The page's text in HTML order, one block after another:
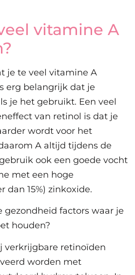
vitamine A
je te veel vitamine A
erg belangrijk dat je
je het gebruikt. Een veel
van retinol is dat je
wordt voor het
A altijd tijdens de
ook een goede vocht
met een hoge
dan 15%) zinkoxide.
gezondheid factors waar je
houden?
verkrijgbare retinoïden
worden met